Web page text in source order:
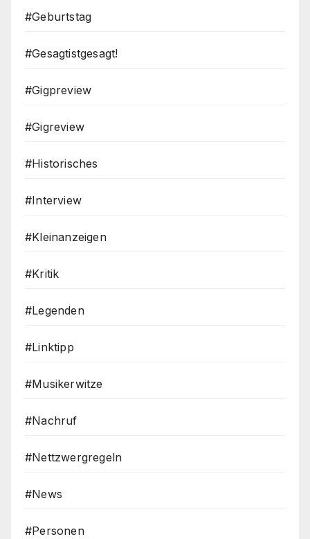
#Geburtstag
#Gesagtistgesagt!
#Gigpreview
#Gigreview
#Historisches
#Interview
#Kleinanzeigen
#Kritik
#Legenden
#Linktipp
#Musikerwitze
#Nachruf
#Nettzwergregeln
#News
#Personen